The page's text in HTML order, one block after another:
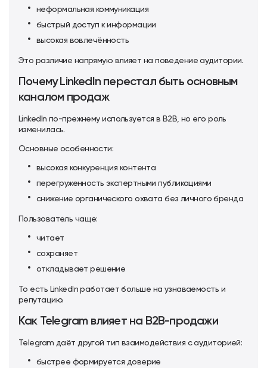
неформальная коммуникация
быстрый доступ к информации
высокая вовлечённость
Это различие напрямую влияет на поведение аудитории.
Почему LinkedIn перестал быть основным
каналом продаж
LinkedIn по-прежнему используется в B2B, но его роль
изменилась.
Основные особенности:
высокая конкуренция контента
перегруженность экспертными публикациями
снижение органического охвата без личного бренда
Пользователь чаще:
читает
сохраняет
откладывает решение
То есть LinkedIn работает больше на узнаваемость и
репутацию.
Как Telegram влияет на B2B-продажи
Telegram даёт другой тип взаимодействия с аудиторией:
быстрее формируется доверие